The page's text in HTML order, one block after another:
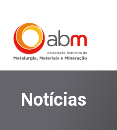
Notícias